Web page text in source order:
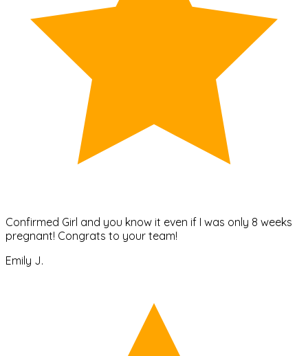
Confirmed Girl and you know it even if I was only 8 weeks
pregnant! Congrats to your team!
Emily J.